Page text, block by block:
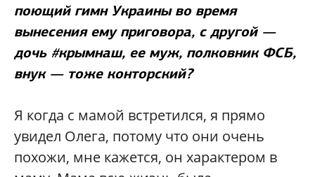
поющий гимн Украины во время
вынесения ему приговора, с другой —
дочь #крымнаш, ее муж, полковник ФСБ,
внук — тоже конторский?
Я когда с мамой встретился, я прямо
увидел Олега, потому что они очень
похожи, мне кажется, он характером в